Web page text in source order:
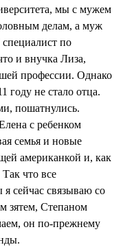
мы с мужем
делам, а муж
по
и внучка Лиза,
профессии. Однако
году не стало отца.
пошатнулись.
с ребенком
семья и новые
американкой и, как
Так что все
сейчас связываю со
зятем, Степаном
он по-прежнему